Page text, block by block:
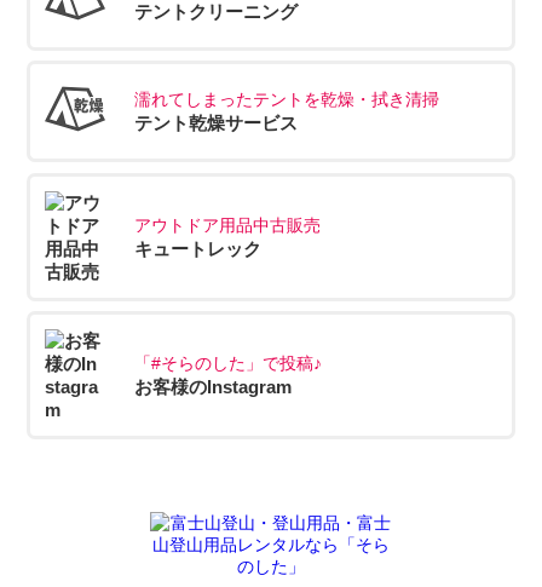
テントクリーニング
濡れてしまったテントを乾燥・拭き清掃
テント乾燥サービス
アウトドア用品中古販売
キュートレック
「#そらのした」で投稿♪
お客様のInstagram